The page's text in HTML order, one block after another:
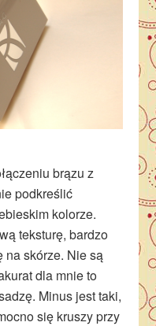
brązu z
podkreślić
kolorze.
teksturę, bardzo
na skórze. Nie są
dla mnie to
Minus jest taki,
się kruszy przy